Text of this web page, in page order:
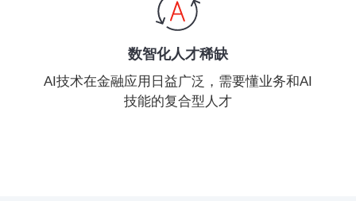
数智化人才稀缺
AI技术在金融应用日益广泛，需要懂业务和AI
技能的复合型人才